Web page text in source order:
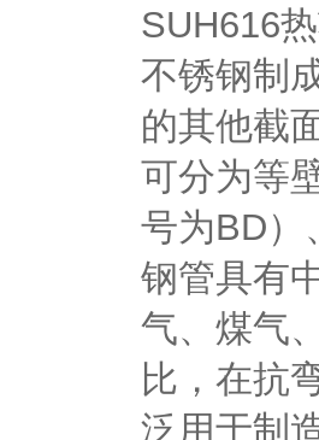
SUH616
不锈钢制
的其他截
可分为等
号为BD
钢管具有
气、煤气
比，在抗
泛用于制